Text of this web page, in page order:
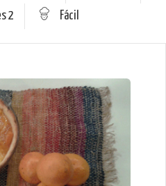
2 Fácil